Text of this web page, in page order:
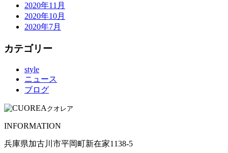
2020年11月
2020年10月
2020年7月
カテゴリー
style
ニュース
ブログ
クオレア
INFORMATION
兵庫県加古川市平岡町新在家1138-5